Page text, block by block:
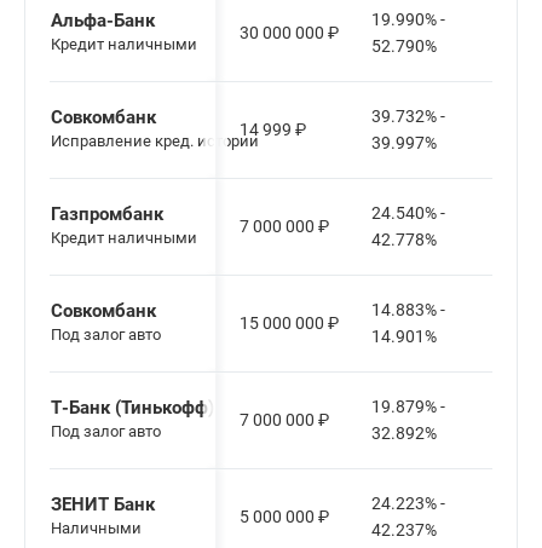
Альфа-Банк
Кредит наличными
30 000 000 ₽
19.990% -
52.790%
Совкомбанк
Исправление кред. истории
14 999 ₽
39.732% -
39.997%
Газпромбанк
Кредит наличными
7 000 000 ₽
24.540% -
42.778%
Совкомбанк
Под залог авто
15 000 000 ₽
14.883% -
14.901%
Т-Банк (Тинькофф)
Под залог авто
7 000 000 ₽
19.879% -
32.892%
ЗЕНИТ Банк
Наличными
5 000 000 ₽
24.223% -
42.237%